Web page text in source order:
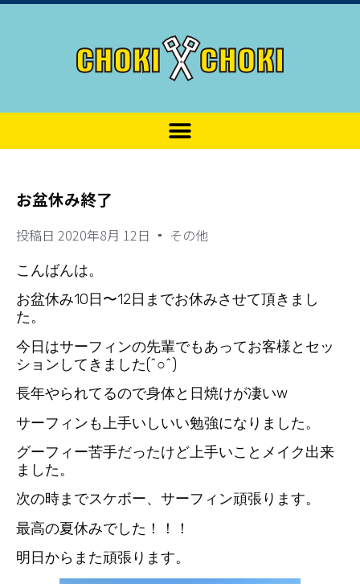
お盆休み終了
投稿日 2020年8月 12日 その他
こんばんは。
お盆休み10日〜12日までお休みさせて頂きまし
た。
今日はサーフィンの先輩でもあってお客様とセッ
ションしてきました(^○^)
長年やられてるので身体と日焼けが凄いw
サーフィンも上手いしいい勉強になりました。
グーフィー苦手だったけど上手いことメイク出来
ました。
次の時までスケボー、サーフィン頑張ります。
最高の夏休みでした！！！
明日からまた頑張ります。